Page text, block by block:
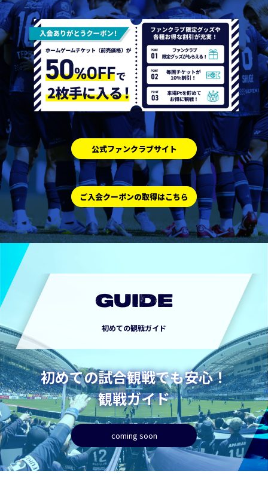
公式ファンクラブサイト
ご入会クーポンの取得はこちら
GUIDE
初めての観戦ガイド
初めての試合観戦でも安心！
観戦ガイド
coming soon